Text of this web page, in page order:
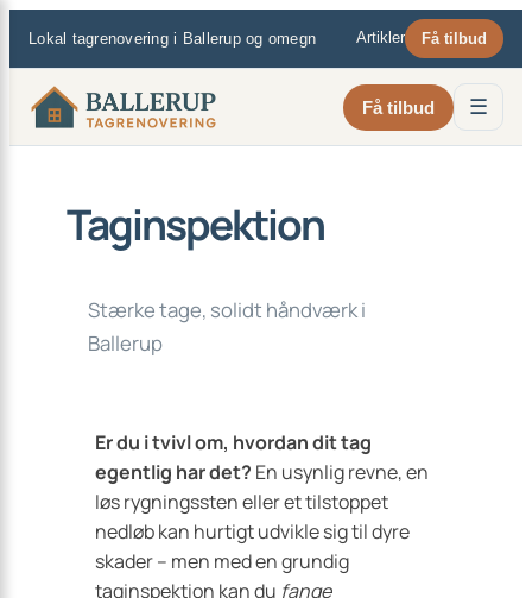
indhold
Lokal tagrenovering i Ballerup og omegn Artikler Få tilbud
Få tilbud ☰
Taginspektion
Stærke tage, solidt håndværk i
Ballerup
Er du i tvivl om, hvordan dit tag
egentlig har det? En usynlig revne, en
løs rygningssten eller et tilstoppet
nedløb kan hurtigt udvikle sig til dyre
skader – men med en grundig
taginspektion kan du fange